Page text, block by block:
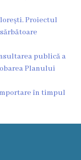
Proiectul
publică a
Planului
în timpul